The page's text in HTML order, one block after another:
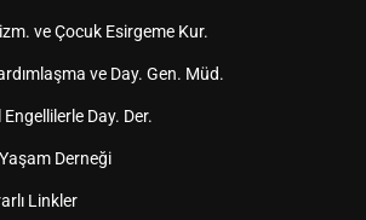
ve Çocuk Esirgeme Kur.
ve Day. Gen. Müd.
Day. Der.
Derneği
Linkler